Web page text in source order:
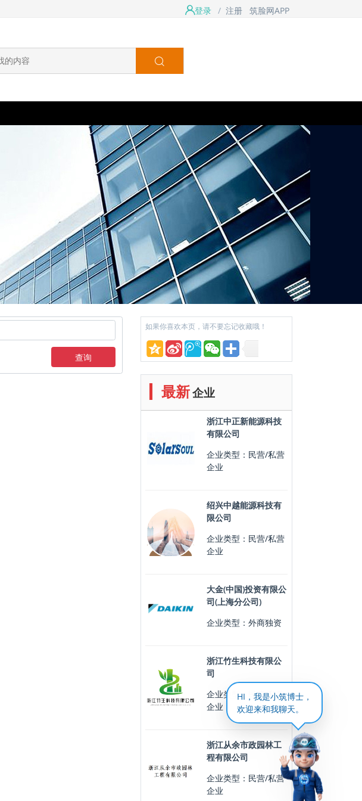
HI，我是小筑博士，
欢迎来和我聊天。
登录 / 注册 筑脸网APP
查询
如果你喜欢本页，请不要忘记收藏哦！
最新企业
浙江中正新能源科技
有限公司
企业类型：民营/私营
企业
绍兴中越能源科技有
限公司
企业类型：民营/私营
企业
大金(中国)投资有限公
司(上海分公司)
企业类型：外商独资
浙江竹生科技有限公
司
企业类型：民营/私营
企业
浙江从余市政园林工
程有限公司
企业类型：民营/私营
企业